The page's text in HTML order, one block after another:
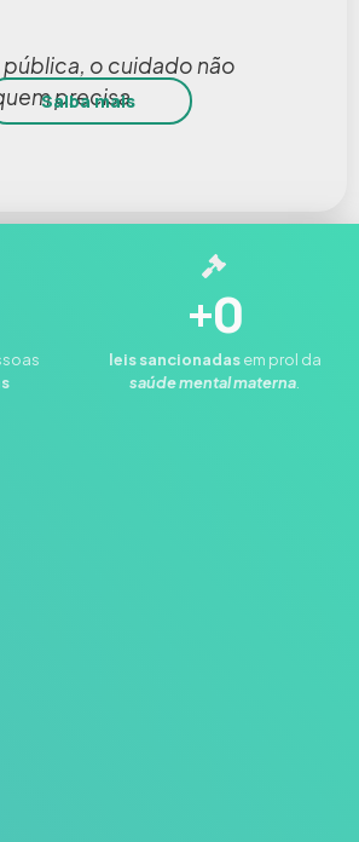
o cuidado não
precisa.
Saiba mais
+0
leissancionadasem prol da
saúde mental materna